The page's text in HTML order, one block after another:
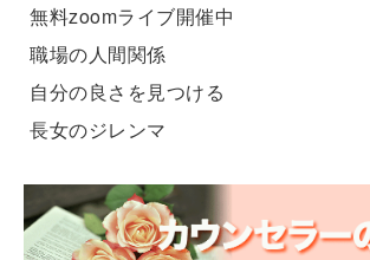
無料zoomライブ開催中
職場の人間関係
自分の良さを見つける
長女のジレンマ